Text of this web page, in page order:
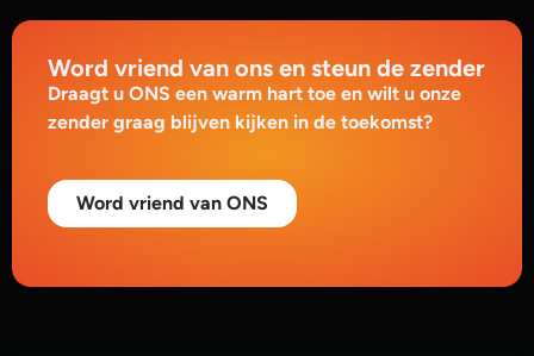
Word vriend van ons en steun de zender
Draagt u ONS een warm hart toe en wilt u onze
zender graag blijven kijken in de toekomst?
Word vriend van ONS